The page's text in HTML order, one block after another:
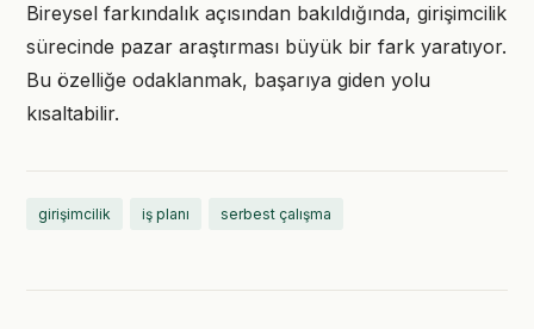
Bireysel farkındalık açısından bakıldığında, girişimcilik
sürecinde pazar araştırması büyük bir fark yaratıyor.
Bu özelliğe odaklanmak, başarıya giden yolu
kısaltabilir.
girişimcilik iş planı serbest çalışma